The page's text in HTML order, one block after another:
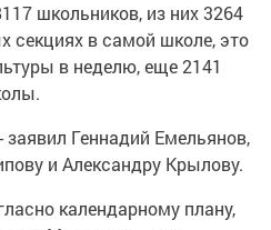
школьников, из них 3264
секциях в самой школе, это
в неделю, еще 2141
Геннадий Емельянов,
и Александру Крылову.
календарному плану,